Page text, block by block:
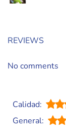
REVIEWS
No comments
Calidad:
General: